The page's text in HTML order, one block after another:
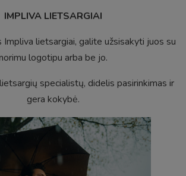
IMPLIVA LIETSARGIAI
Impliva lietsargiai, galite užsisakyti juos su
logotipu arba be jo.
specialistų, didelis pasirinkimas ir
gera kokybė.